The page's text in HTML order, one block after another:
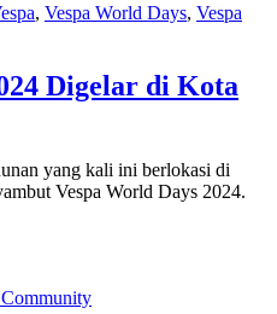
, Vespa World Days, Vespa
Digelar di Kota
yang kali ini berlokasi di
Vespa World Days 2024.